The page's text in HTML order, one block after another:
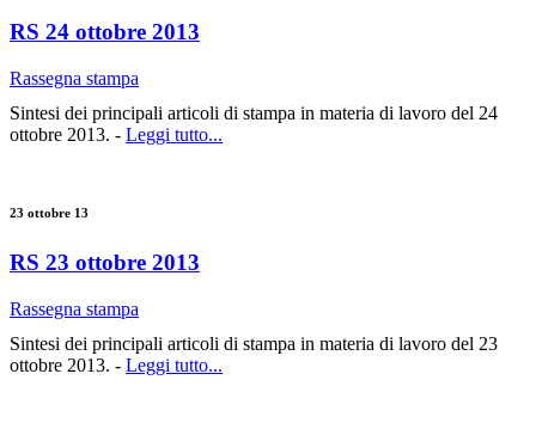
RS 24 ottobre 2013
Rassegna stampa
Sintesi dei principali articoli di stampa in materia di lavoro del 24
ottobre 2013. - Leggi tutto...
23 ottobre 13
RS 23 ottobre 2013
Rassegna stampa
Sintesi dei principali articoli di stampa in materia di lavoro del 23
ottobre 2013. - Leggi tutto...